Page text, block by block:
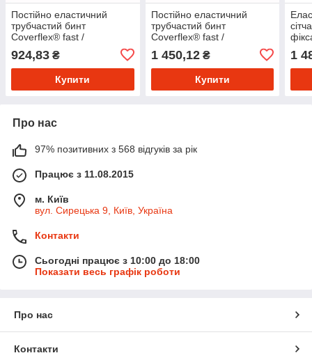
Постійно еластичний
трубчастий бинт
Coverflex® fast /
Коверфлекс фаст, Розмір
4 (10,75см* х 10м), 1шт/уп
924,83 ₴
Купити
Постійно еластичний
трубчастий бинт
Coverflex® fast /
Коверфлекс фаст, Розмір
5 (17,5см* х 10м), 1шт/уп
1 450,12₴
Купити
1
Про нас
97% позитивних з 568 відгуків за рік
Працює з 11.08.2015
м. Київ
вул. Сирецька 9, Київ, Україна
Контакти
Сьогодні працює з 10:00 до 18:00
Показати весь графік роботи
Про нас
Контакти